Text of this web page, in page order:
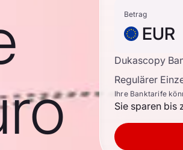
Betrag
EUR
Dukascopy
Regulärer
Ihre Banktarife
Sie sparen bis